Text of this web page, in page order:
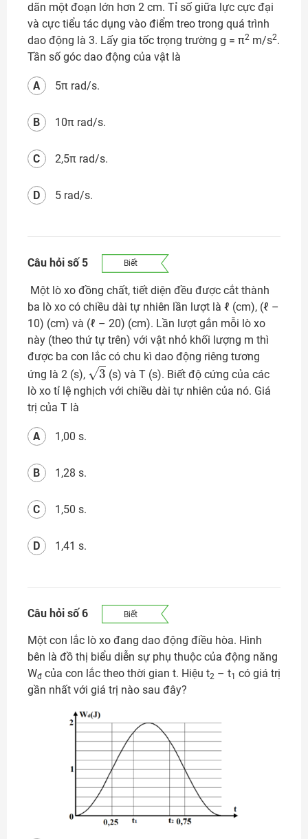
dãn một đoạn lớn hơn 2 cm. Tỉ số giữa lực cực đại
và cực tiểu tác dụng vào điểm treo trong quá trình
dao động là 3. Lấy gia tốc trọng trường g = π2 m/s2.
Tần số góc dao động của vật là
5π rad/s.
A
10π rad/s.
B
2,5π rad/s.
C
5 rad/s.
D
Câu hỏi số 5 Biết
Một lò xo đồng chất, tiết diện đều được cắt thành
ba lò xo có chiều dài tự nhiên lần lượt là ℓ (cm), (ℓ –
10) (cm) và (ℓ – 20) (cm). Lần lượt gắn mỗi lò xo
này (theo thứ tự trên) với vật nhỏ khối lượng m thì
được ba con lắc có chu kì dao động riêng tương
ứng là 2 (s),
(s) và T (s). Biết độ cứng của các
lò xo tỉ lệ nghịch với chiều dài tự nhiên của nó. Giá
trị của T là
1,00 s.
A
1,28 s.
B
1,50 s.
C
1,41 s.
D
Câu hỏi số 6 Biết
Một con lắc lò xo đang dao động điều hòa. Hình
bên là đồ thị biểu diễn sự phụ thuộc của động năng
Wđ của con lắc theo thời gian t. Hiệu t2 – t1 có giá trị
gần nhất với giá trị nào sau đây?